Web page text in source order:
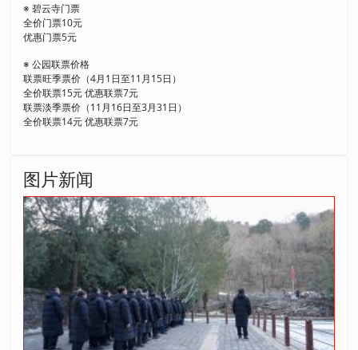
※ 碧云寺门票
全价门票10元
优惠门票5元
※ 公园联票价格
联票旺季票价（4月1日至11月15日）
全价联票15元 优惠联票7元
联票淡季票价（11月16日至3月31日）
全价联票14元 优惠联票7元
图片新闻